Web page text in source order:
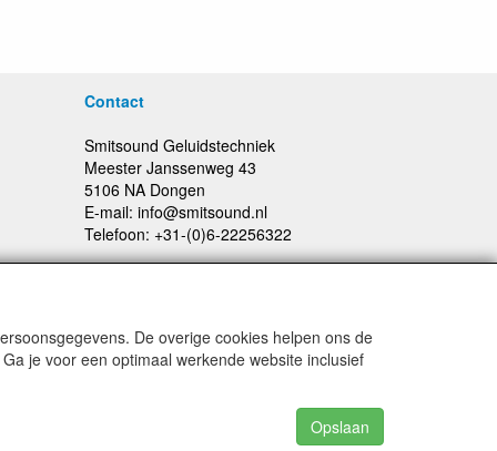
Contact
Smitsound Geluidstechniek
Meester Janssenweg 43
5106 NA Dongen
E-mail: info@smitsound.nl
Telefoon: +31-(0)6-22256322
Prijswijzigingen en typefouten voorbehouden
De overige cookies helpen ons de
je voor een optimaal werkende website inclusief
Opslaan